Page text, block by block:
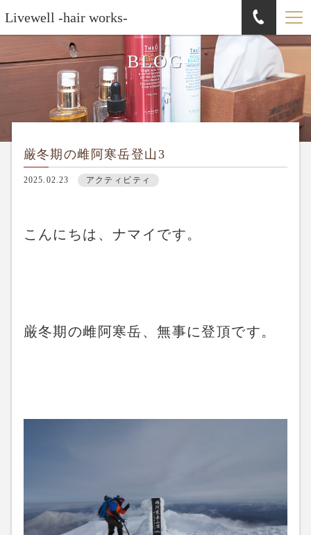
Livewell -hair works-
BLOG
厳冬期の雌阿寒岳登山3
2025.02.23 アクティビティ
こんにちは、ナマイです。
厳冬期の雌阿寒岳、無事に登頂です。